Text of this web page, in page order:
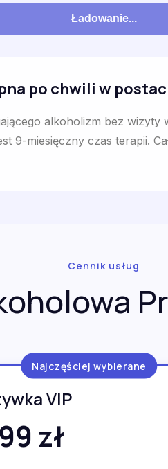
Ładowanie...
po chwili w
alkoholizm bez
9-miesięczny czas terapii.
Cennik usług
Najczęściej wybierane
VIP
zł